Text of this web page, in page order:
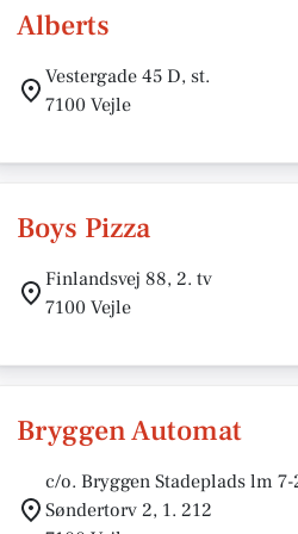
Alberts
Vestergade 45 D, st.
7100 Vejle
Boys Pizza
Finlandsvej 88, 2. tv
7100 Vejle
Bryggen Automat
c/o. Bryggen Stadeplads lm 7-
Søndertorv 2, 1. 212